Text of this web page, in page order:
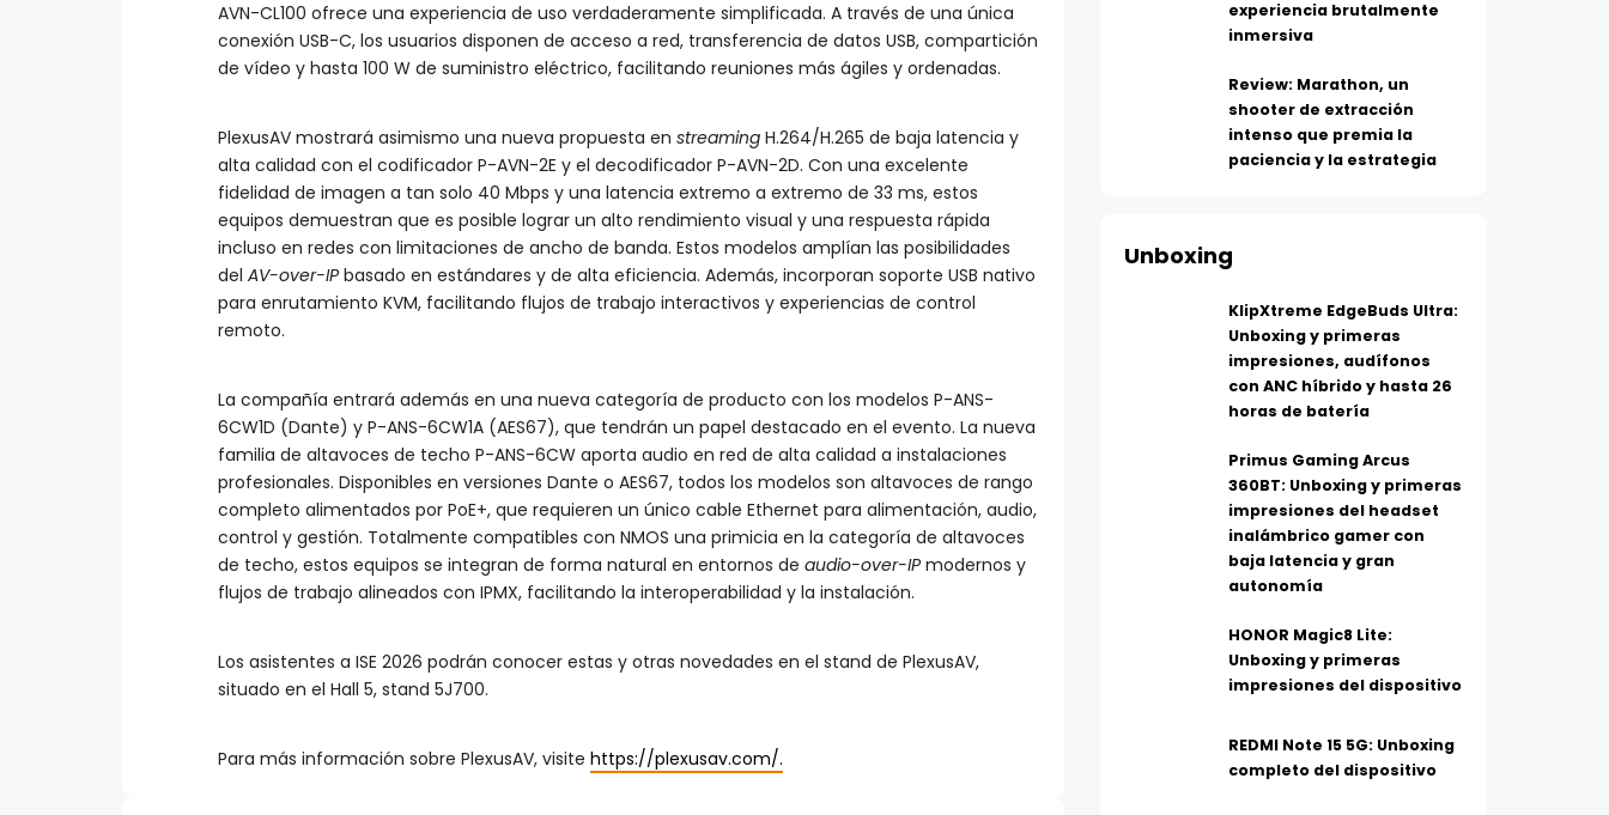
AVN-CL100 ofrece una experiencia de uso verdaderamente simplificada. A través de una única
conexión USB-C, los usuarios disponen de acceso a red, transferencia de datos USB, compartición
de vídeo y hasta 100 W de suministro eléctrico, facilitando reuniones más ágiles y ordenadas.
PlexusAV mostrará asimismo una nueva propuesta en streaming H.264/H.265 de baja latencia y
alta calidad con el codificador P-AVN-2E y el decodificador P-AVN-2D. Con una excelente
fidelidad de imagen a tan solo 40 Mbps y una latencia extremo a extremo de 33 ms, estos
equipos demuestran que es posible lograr un alto rendimiento visual y una respuesta rápida
incluso en redes con limitaciones de ancho de banda. Estos modelos amplían las posibilidades
del AV-over-IPbasado en estándares y de alta eficiencia. Además, incorporan soporte USB nativo
para enrutamiento KVM, facilitando flujos de trabajo interactivos y experiencias de control
remoto.
La compañía entrará además en una nueva categoría de producto con los modelos P-ANS-
6CW1D (Dante) y P-ANS-6CW1A (AES67), que tendrán un papel destacado en el evento. La nueva
familia de altavoces de techo P-ANS-6CW aporta audio en red de alta calidad a instalaciones
profesionales. Disponibles en versiones Dante o AES67, todos los modelos son altavoces de rango
completo alimentados por PoE+, que requieren un único cable Ethernet para alimentación, audio,
control y gestión. Totalmente compatibles con NMOS una primicia en la categoría de altavoces
de techo, estos equipos se integran de forma natural en entornos de audio-over-IPmodernos y
flujos de trabajo alineados con IPMX, facilitando la interoperabilidad y la instalación.
Los asistentes a ISE 2026 podrán conocer estas y otras novedades en el stand de PlexusAV,
situado en el Hall 5, stand 5J700.
Para más información sobre PlexusAV, visite https://plexusav.com/.
experiencia brutalmente
inmersiva
Review: Marathon, un
shooter de extracción
intenso que premia la
paciencia y la estrategia
Unboxing
KlipXtreme EdgeBuds Ultra:
Unboxing y primeras
impresiones, audífonos
con ANC híbrido y hasta 26
horas de batería
Primus Gaming Arcus
360BT: Unboxing y primeras
impresiones del headset
inalámbrico gamer con
baja latencia y gran
autonomía
HONOR Magic8 Lite:
Unboxing y primeras
impresiones del dispositivo
REDMI Note 15 5G: Unboxing
completo del dispositivo